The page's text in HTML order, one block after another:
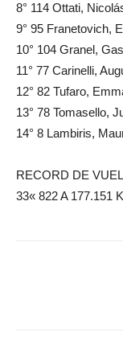
8° 114 Ottati,
9° 95 Franetovich,
10° 104 Granel,
11° 77 Carinelli,
12° 82 Tufaro,
13° 78 Tomasello,
14° 8 Lambiris,
RECORD DE
33« 822 A 177.151